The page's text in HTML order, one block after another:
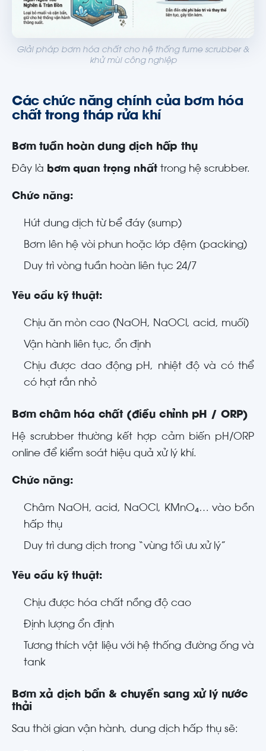
Giải pháp bơm hóa chất cho hệ thống fume scrubber &
khử mùi công nghiệp
Các chức năng chính của bơm hóa
chất trong tháp rửa khí
Bơm tuần hoàn dung dịch hấp thụ
Đây là bơm quan trọng nhất trong hệ scrubber.
Chức năng:
Hút dung dịch từ bể đáy (sump)
Bơm lên hệ vòi phun hoặc lớp đệm (packing)
Duy trì vòng tuần hoàn liên tục 24/7
Yêu cầu kỹ thuật:
Chịu ăn mòn cao (NaOH, NaOCl, acid, muối)
Vận hành liên tục, ổn định
Chịu được dao động pH, nhiệt độ và có thể
có hạt rắn nhỏ
Bơm châm hóa chất (điều chỉnh pH / ORP)
Hệ scrubber thường kết hợp cảm biến pH/ORP
online để kiểm soát hiệu quả xử lý khí.
Chức năng:
Châm NaOH, acid, NaOCl, KMnO₄… vào bồn
hấp thụ
Duy trì dung dịch trong “vùng tối ưu xử lý”
Yêu cầu kỹ thuật:
Chịu được hóa chất nồng độ cao
Định lượng ổn định
Tương thích vật liệu với hệ thống đường ống và
tank
Bơm xả dịch bẩn & chuyển sang xử lý nước
thải
Sau thời gian vận hành, dung dịch hấp thụ sẽ: